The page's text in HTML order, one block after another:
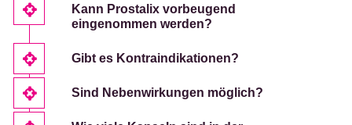
Kann Prostalix vorbeugend
eingenommen werden?
Gibt es Kontraindikationen?
Sind Nebenwirkungen möglich?